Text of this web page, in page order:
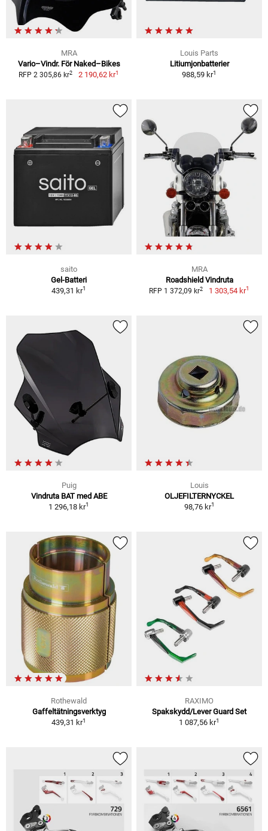
MRA
Vario–Vindr. För Naked–Bikes
RFP 2 305,86 kr2 2 190,62 kr1
Louis Parts
Litiumjonbatterier
988,59 kr1
saito
Gel-Batteri
439,31 kr1
MRA
Roadshield Vindruta
RFP 1 372,09 kr2 1 303,54 kr1
Puig
Vindruta BAT med ABE
1 296,18 kr1
Louis
OLJEFILTERNYCKEL
98,76 kr1
Rothewald
Gaffeltätningsverktyg
439,31 kr1
RAXIMO
Spakskydd/Lever Guard Set
1 087,56 kr1